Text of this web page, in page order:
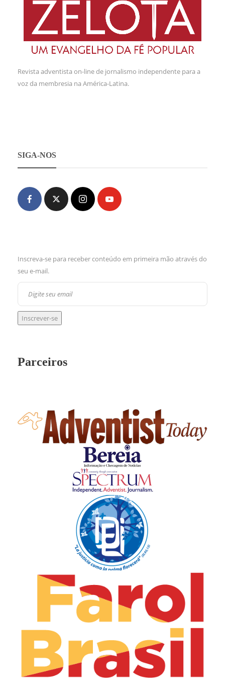
Revista adventista on-line de jornalismo independente para a
voz da membresia na América-Latina.
SIGA-NOS
Inscreva-se para receber conteúdo em primeira mão através do
seu e-mail.
Parceiros